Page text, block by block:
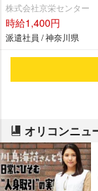
株式会社京栄センター
時給1,400円
派遣社員 / 神奈川県
オリコンニュ